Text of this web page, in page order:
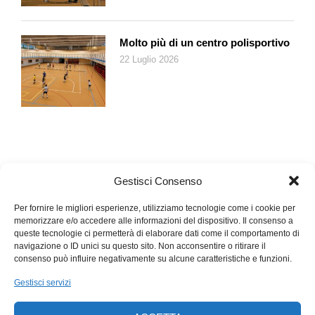
Gestisci Consenso
Per fornire le migliori esperienze, utilizziamo tecnologie come i cookie per
memorizzare e/o accedere alle informazioni del dispositivo. Il consenso a
queste tecnologie ci permetterà di elaborare dati come il comportamento di
navigazione o ID unici su questo sito. Non acconsentire o ritirare il
consenso può influire negativamente su alcune caratteristiche e funzioni.
Gestisci servizi
con tale cura e attenzione, è semplicemente un’esperienza
differente, che permette di notare meglio dettagli e significati,
impossibili da scorgere quando si è entusiasti tra il pubblico.
Insomma, il punto di vista dal quale assistiamo all’energia
contagiosa e al talento di Billie Eilish è unico; la stessa cosa
accade quando vediamo i numerosi primi piani dei fan nel
stadio. Ma la tecnologia ci apre a nuove possibilità. E questo
film-concerto lo dimostra, in maniera affascinante e senza
dubbio coinvolgente.
Molto più di un centro polisportivo
22 Luglio 2026